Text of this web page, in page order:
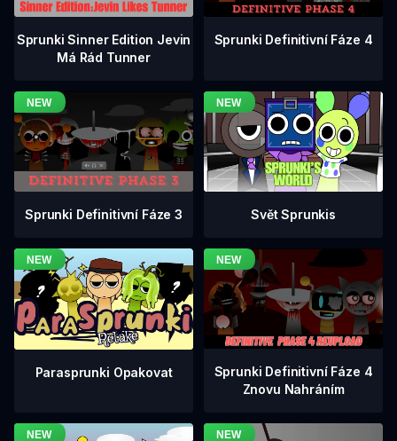
Sprunki Sinner Edition Jevin
Má Rád Tunner
Sprunki Definitivní Fáze 4
Sprunki Definitivní Fáze 3 Svět Sprunkis
Parasprunki Opakovat
Sprunki Definitivní Fáze 4
Znovu Nahráním